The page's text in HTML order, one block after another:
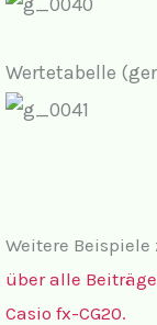
Wertetabelle
Weitere Beispiele
über alle
Casio fx-CG20.